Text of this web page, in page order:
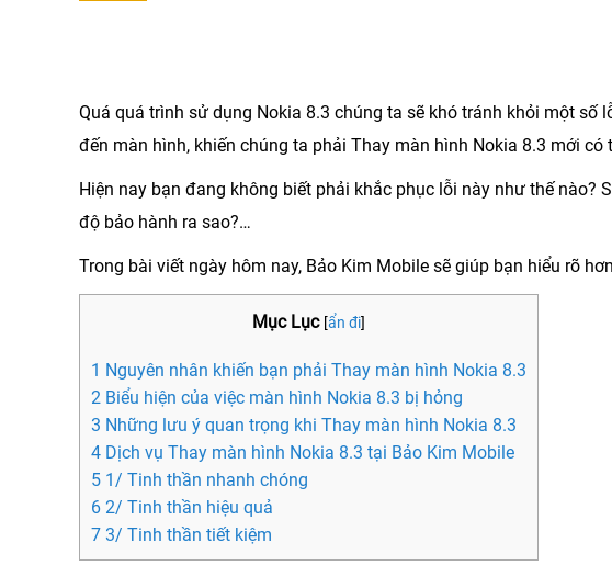
Quá quá trình sử dụng Nokia 8.3 chúng ta sẽ khó tránh khỏi một số
đến màn hình, khiến chúng ta phải Thay màn hình Nokia 8.3 mới có
Hiện nay bạn đang không biết phải khắc phục lỗi này như thế nào?
độ bảo hành ra sao?…
Trong bài viết ngày hôm nay, Bảo Kim Mobile sẽ giúp bạn hiểu rõ
Mục Lục [ẩn đi]
1 Nguyên nhân khiến bạn phải Thay màn hình Nokia 8.3
2 Biểu hiện của việc màn hình Nokia 8.3 bị hỏng
3 Những lưu ý quan trọng khi Thay màn hình Nokia 8.3
4 Dịch vụ Thay màn hình Nokia 8.3 tại Bảo Kim Mobile
5 1/ Tinh thần nhanh chóng
6 2/ Tinh thần hiệu quả
7 3/ Tinh thần tiết kiệm